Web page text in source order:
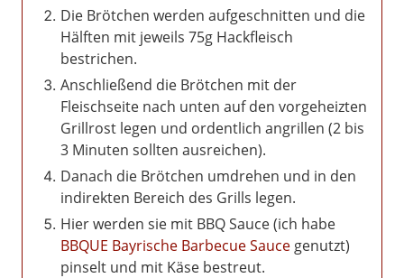
Die Brötchen werden aufgeschnitten und die
Hälften mit jeweils 75g Hackfleisch
bestrichen.
Anschließend die Brötchen mit der
Fleischseite nach unten auf den vorgeheizten
Grillrost legen und ordentlich angrillen (2 bis
3 Minuten sollten ausreichen).
Danach die Brötchen umdrehen und in den
indirekten Bereich des Grills legen.
Hier werden sie mit BBQ Sauce (ich habe
BBQUE Bayrische Barbecue Sauce genutzt)
pinselt und mit Käse bestreut.